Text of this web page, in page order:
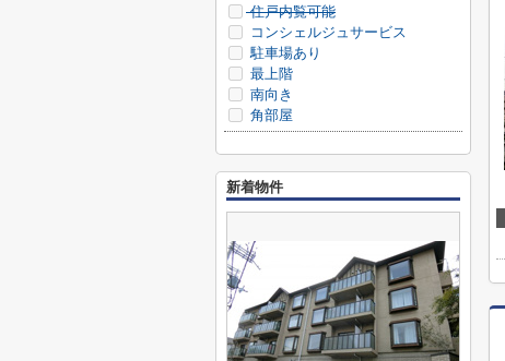
住戸内覧可能
コンシェルジュサービス
駐車場あり
最上階
南向き
角部屋
新着物件